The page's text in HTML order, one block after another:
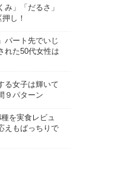
み」「だるさ」
し！
パート先でいじ
れた50代女性は
る女子は輝いて
９パターン
を実食レビュ
えもばっちりで